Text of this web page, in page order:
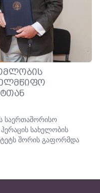
საერთაშორისო
სახელობის
შორის გაფორმდა